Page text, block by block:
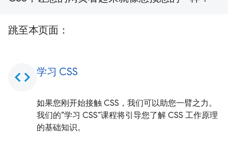
跳至本页面：
code 学习 CSS
如果您刚开始接触 CSS，我们可以助您一臂之力。
我们的“学习 CSS”课程将引导您了解 CSS 工作原理
的基础知识。